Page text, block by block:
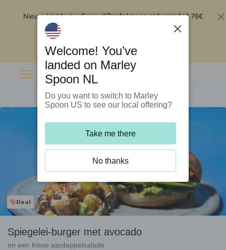
Nieuw bij Marley Spoon?Bestel nu en ontvang tot 76€
Deal
Spiegelei-burger met avocado
en een frisse aardappelsalade
Welcome! You’ve
landed on Marley
Spoon NL
Do you want to switch to Marley
Spoon US to see our local offering?
Take me there
No thanks